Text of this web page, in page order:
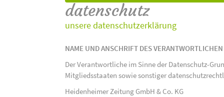
datenschutz
unsere datenschutzerklärung
NAME UND ANSCHRIFT DES VERANTWORTLICHEN
Der Verantwortliche im Sinne der Datenschutz-
Mitgliedsstaaten sowie sonstiger
Heidenheimer Zeitung GmbH & Co. KG